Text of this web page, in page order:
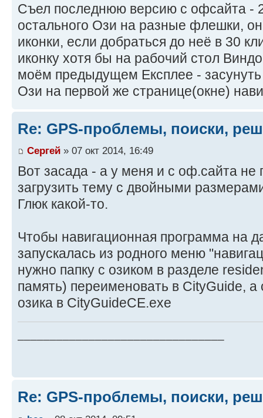
Съел последнюю версию с офсайта -
остального Ози на разные флешки, он
иконки, если добраться до неё в 30
иконку хотя бы на рабочий стол
моём предыдущем Експлее -
Ози на первой же странице(окне)
Re: GPS-проблемы, поиски,
Сергей » 07 окт 2014, 16:49
Вот засада - а у меня и с оф.сайта
загрузить тему с двойными
Глюк какой-то.
Чтобы навигационная программа на
запускалась из родного меню
нужно папку с озиком в разделе
память) переименовать в CityGuide,
озика в CityGuideCE.exe
Re: GPS-проблемы, поиски,